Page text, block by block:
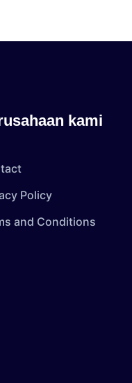
kami
Policy
and Conditions